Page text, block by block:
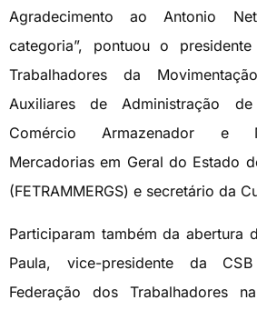
Agradecimento ao Antonio
categoria”, pontuou o
Trabalhadores da
Auxiliares de Administração
Comércio Armazenador e
Mercadorias em Geral do Estado
(FETRAMMERGS) e secretário da
Participaram também da abertura
Paula, vice-presidente da
Federação dos Trabalhadores